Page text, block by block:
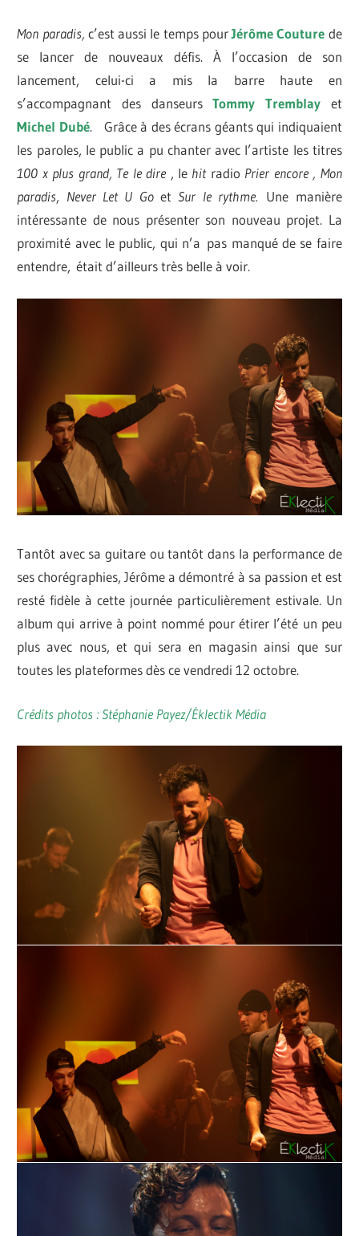
Mon paradis, c’est aussi le temps pourJérôme Couture de
se lancer de nouveaux défis. À l’occasion de son
lancement, celui-ci a mis la barre haute en
s’accompagnant des danseursTommy Tremblay
et
Michel Dubé. Grâce à des écrans géants qui indiquaient
les paroles, le public a pu chanter avec l’artiste les titres
100 x plus grand, Te le dire, le hitradio Prier encore , Mon
paradis, Never Let U GoetSur le rythme. Une manière
intéressante de nous présenter son nouveau projet. La
proximité avec le public, qui n’a pas manqué de se faire
entendre,était d’ailleurs très belle à voir.
Tantôt avec sa guitare ou tantôt dans la performance de
ses chorégraphies, Jérôme a démontré à sa passion et est
resté fidèle à cette journée particulièrement estivale. Un
album qui arrive à point nommé pour étirer l’été un peu
plus avec nous, et qui sera en magasin ainsi que sur
toutes les plateformes dès ce vendredi 12 octobre.
Crédits photos : Stéphanie Payez/Éklectik Média